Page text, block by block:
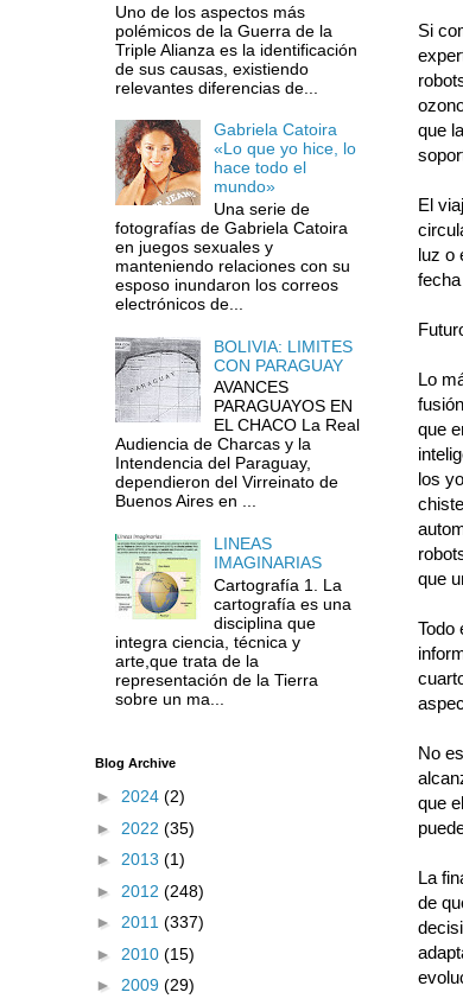
Si
que
El
luz o
Lo
que
los
que
Todo
No
que
La
de
Uno de los aspectos más
polémicos de la Guerra de la
Triple Alianza es la identificación
de sus causas, existiendo
relevantes diferencias de...
Gabriela Catoira
«Lo que yo hice, lo
hace todo el
mundo»
Una serie de
fotografías de Gabriela Catoira
en juegos sexuales y
manteniendo relaciones con su
esposo inundaron los correos
electrónicos de...
BOLIVIA: LIMITES
CON PARAGUAY
AVANCES
PARAGUAYOS EN
EL CHACO La Real
Audiencia de Charcas y la
Intendencia del Paraguay,
dependieron del Virreinato de
Buenos Aires en ...
LINEAS
IMAGINARIAS
Cartografía 1. La
cartografía es una
disciplina que
integra ciencia, técnica y
arte,que trata de la
representación de la Tierra
sobre un ma...
Blog Archive
► 2024 (2)
► 2022 (35)
► 2013 (1)
► 2012 (248)
► 2011 (337)
► 2010 (15)
► 2009 (29)